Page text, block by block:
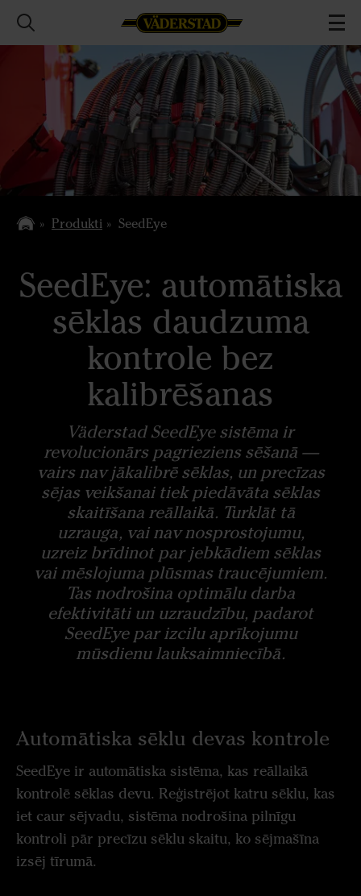
Produkti SeedEye
SeedEye: automātiska
sēklas daudzuma
kontrole bez
kalibrēšanas
Väderstad SeedEye sistēma ir
revolucionārs pagrieziens sēšanā —
vairs nav jākalibrē sēklas, un precīzas
sējas veikšanai tiek piedāvāta sēklas
skaitīšana reāllaikā. Turklāt tā
uzrauga, vai nav nosprostojumu,
uzreiz brīdinot par jebkādiem sēklas
vai mēslojuma plūsmas traucējumiem.
Tas nodrošina optimālu darba
efektivitāti un uzraudzību, padarot
SeedEye par izcilu aprīkojumu
mūsdienu lauksaimniecībā.
Automātiska sēklu devas kontrole
SeedEye ir automātiska sistēma, kas reāllaikā
kontrolē sēklas devu. Reģistrējot katru sēklu, kas
iet caur sējvadu, sistēma nodrošina pilnīgu
kontroli pār precīzu sēklu skaitu, ko sējmašīna
izsēj tīrumā.